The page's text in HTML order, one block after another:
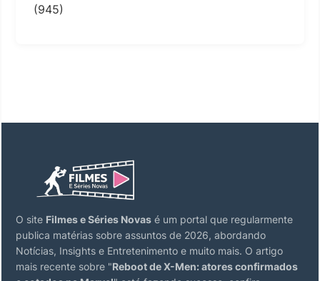
(945)
O site Filmes e Séries Novas é um portal que regularmente
publica matérias sobre assuntos de 2026, abordando
Notícias, Insights e Entretenimento e muito mais. O artigo
mais recente sobre "Reboot de X-Men: atores confirmados